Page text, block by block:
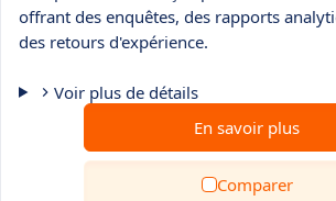
offrant des enquêtes, des rapports
des retours d'expérience.
Voir plus de détails
En savoir plus
Comparer